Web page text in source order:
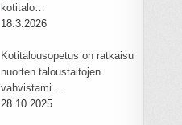
kotitalo…
18.3.2026
Kotitalousopetus on ratkaisu
nuorten taloustaitojen
vahvistami…
28.10.2025